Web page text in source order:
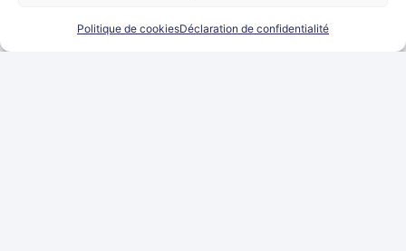
Politique de cookiesDéclaration de confidentialité